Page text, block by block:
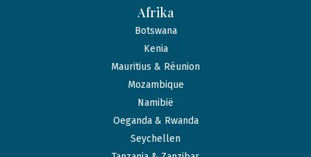
Afrika
Botswana
Kenia
Mauritius & Réunion
Mozambique
Namibië
Oeganda & Rwanda
Seychellen